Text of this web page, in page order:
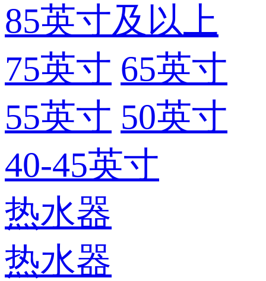
85英寸及以上
75英寸 65英寸
55英寸 50英寸
40-45英寸
热水器
热水器